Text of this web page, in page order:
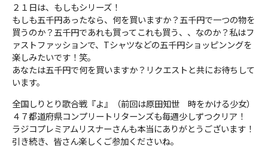
２１日は、もしもシリーズ！
もしも五千円あったなら、何を買いますか？五千円で一つの物を
買うのか？五千円であれも買ってこれも買う、、なのか？私はフ
ァストファッションで、Tシャツなどの五千円ショッピンングを
楽しみたいです！笑。
あなたは五千円で何を買いますか？リクエストと共にお待ちして
います。
全国しりとり歌合戦『よ』（前回は原田知世 時をかける少女）
４７都道府県コンプリートリターンズも毎週少しずつクリア！
ラジコプレミアムリスナーさんも本当にありがとうございます！
引き続き、皆さん楽しくご参加くださいね。